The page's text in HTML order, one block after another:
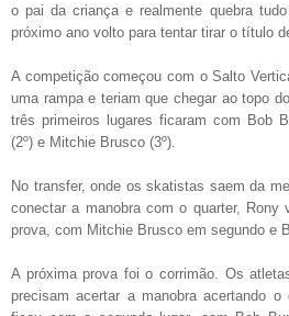
o pai da criança e realmente quebra
próximo ano volto para tentar tirar o título
A competição começou com o Salto
uma rampa e teriam que chegar ao topo
três primeiros lugares ficaram com Bob
(2º) e Mitchie Brusco (3º).
No transfer, onde os skatistas saem da
conectar a manobra com o quarter,
prova, com Mitchie Brusco em segundo e
A próxima prova foi o corrimão. Os
precisam acertar a manobra acertando